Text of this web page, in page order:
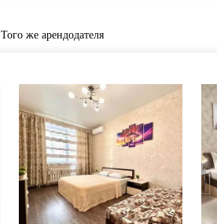
Того же арендодателя